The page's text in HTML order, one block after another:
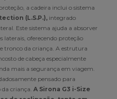
a cadeira inclui o sistema
(L.S.P.), integrado
Este sistema ajuda a absorver
laterais, oferecendo proteção
tronco da criança. A estrutura
de cabeça especialmente
mais a segurança em viagem.
pensado para
criança. A Sirona G3 i-Size